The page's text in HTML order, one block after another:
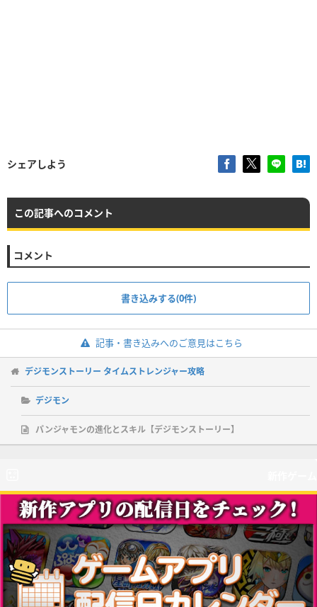
シェアしよう
この記事へのコメント
コメント
書き込みする(0件)
記事・書き込みへのご意見はこちら
デジモンストーリー タイムストレンジャー攻略
デジモン
パンジャモンの進化とスキル【デジモンストーリー】